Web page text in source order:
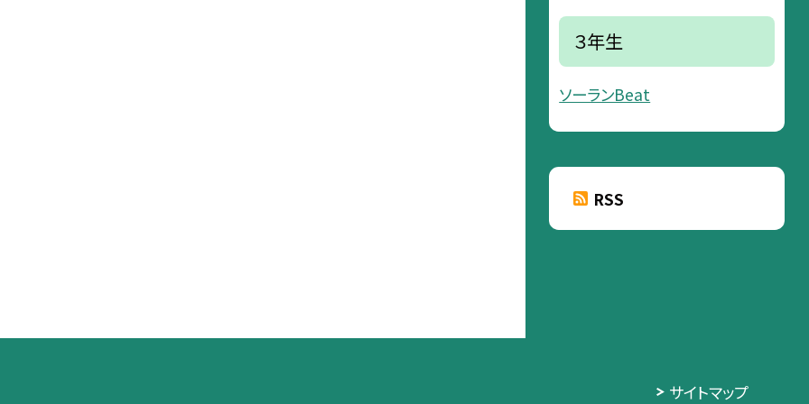
３年生
ソーランBeat
RSS
サイトマップ